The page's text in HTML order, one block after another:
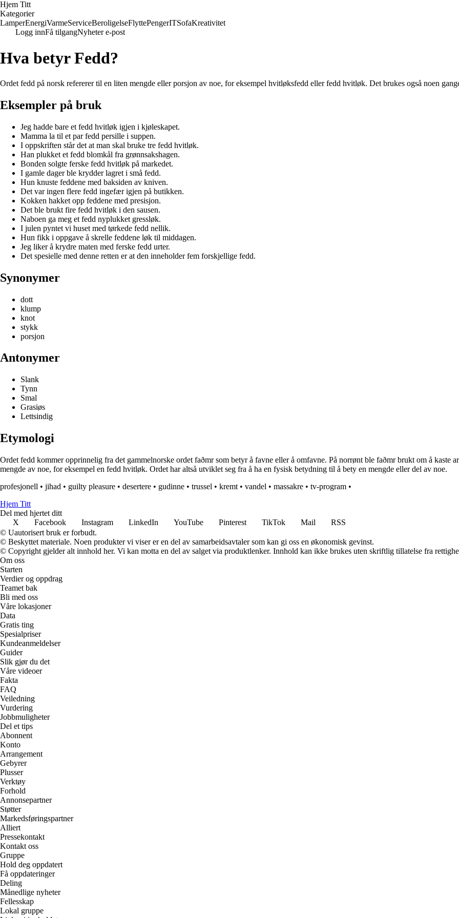
Hjem Titt
Kategorier
LamperEnergiVarmeServiceBeroligelseFlyttePengerITSofaKreativitet
Logg innFå tilgangNyheter e-post
Hva betyr Fedd?
Ordet fedd på norsk refererer til en liten mengde eller porsjon av noe, for eksempel hvitløksfedd eller fedd hvitløk. Det brukes også noen
Eksempler på bruk
Jeg hadde bare et fedd hvitløk igjen i kjøleskapet.
Mamma la til et par fedd persille i suppen.
I oppskriften står det at man skal bruke tre fedd hvitløk.
Han plukket et fedd blomkål fra grønnsakshagen.
Bonden solgte ferske fedd hvitløk på markedet.
I gamle dager ble krydder lagret i små fedd.
Hun knuste feddene med baksiden av kniven.
Det var ingen flere fedd ingefær igjen på butikken.
Kokken hakket opp feddene med presisjon.
Det ble brukt fire fedd hvitløk i den sausen.
Naboen ga meg et fedd nyplukket gressløk.
I julen pyntet vi huset med tørkede fedd nellik.
Hun fikk i oppgave å skrelle feddene løk til middagen.
Jeg liker å krydre maten med ferske fedd urter.
Det spesielle med denne retten er at den inneholder fem forskjellige fedd.
Synonymer
dott
klump
knot
stykk
porsjon
Antonymer
Slank
Tynn
Smal
Grasiøs
Lettsindig
Etymologi
Ordet fedd kommer opprinnelig fra det gammelnorske ordet faðmr som betyr å favne eller å omfavne. På norrønt ble faðmr brukt om å kaste
mengde av noe, for eksempel en fedd hvitløk. Ordet har altså utviklet seg fra å ha en fysisk betydning til å bety en mengde eller del av noe.
profesjonell • jihad • guilty pleasure • desertere • gudinne • trussel • kremt • vandel • massakre • tv-program •
Hjem Titt
Del med hjertet ditt
X
Facebook Instagram LinkedIn YouTube Pinterest TikTok Mail
RSS
© Uautorisert bruk er forbudt.
© Beskyttet materiale. Noen produkter vi viser er en del av samarbeidsavtaler som kan gi oss en økonomisk gevinst.
© Copyright gjelder alt innhold her. Vi kan motta en del av salget via produktlenker. Innhold kan ikke brukes uten skriftlig tillatelse fra
Om oss
Starten
Verdier og oppdrag
Teamet bak
Bli med oss
Våre lokasjoner
Data
Gratis ting
Spesialpriser
Kundeanmeldelser
Guider
Slik gjør du det
Våre videoer
Fakta
FAQ
Veiledning
Vurdering
Jobbmuligheter
Del et tips
Abonnent
Konto
Arrangement
Gebyrer
Plusser
Verktøy
Forhold
Annonsepartner
Støtter
Markedsføringspartner
Alliert
Pressekontakt
Kontakt oss
Gruppe
Hold deg oppdatert
Få oppdateringer
Deling
Månedlige nyheter
Fellesskap
Lokal gruppe